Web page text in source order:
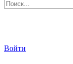
Войти